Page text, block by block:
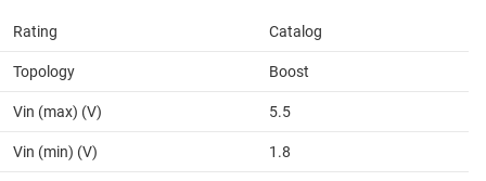
Rating Catalog
Topology Boost
Vin (max) (V) 5.5
Vin (min) (V) 1.8